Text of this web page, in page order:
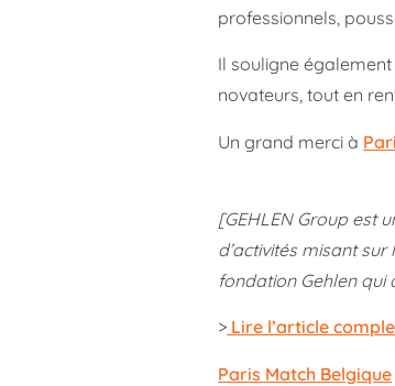
professionnels,
Il souligne
novateurs, tout en
Un grand merci à
[GEHLEN Group est
d’activités misant
fondation Gehlen qui
> Lire l’article
Paris Match Belgique